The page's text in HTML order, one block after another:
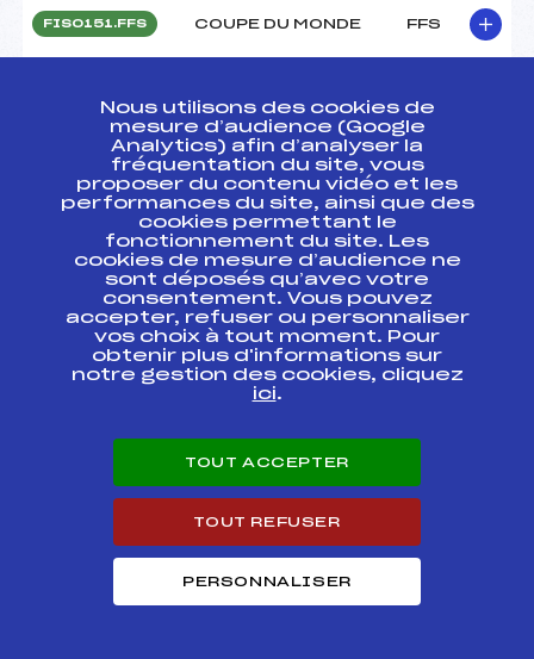
FIS0151.FFS COUPE DU MONDE FFS
FIS0108.FFS COUPE DU MONDE FFS
FIS0105.FFS COUPE DU MONDE
FIS0060
COUPE DU MONDE
RELAIS
FFS
BNAF0033.FFS
CHAMPIONNATS DE
FRANCE JEUNES
/JUNIORS LES
CONTAMINES
FFS
FIS0059
RELAIS MIXTE
FFS
Nous utilisons des cookies de
mesure d’audience (Google
Analytics) afin d’analyser la
fréquentation du site, vous
proposer du contenu vidéo et les
performances du site, ainsi que des
cookies permettant le
fonctionnement du site. Les
cookies de mesure d’audience ne
sont déposés qu’avec votre
consentement. Vous pouvez
accepter, refuser ou personnaliser
vos choix à tout moment. Pour
obtenir plus d'informations sur
notre gestion des cookies, cliquez
ici.
TOUT ACCEPTER
TOUT REFUSER
PERSONNALISER